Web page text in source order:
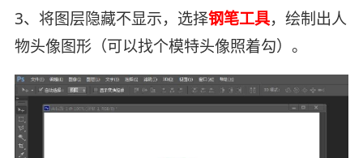
3、将图层隐藏不显示，选择钢笔工具，绘制出人
物头像图形（可以找个模特头像照着勾）。